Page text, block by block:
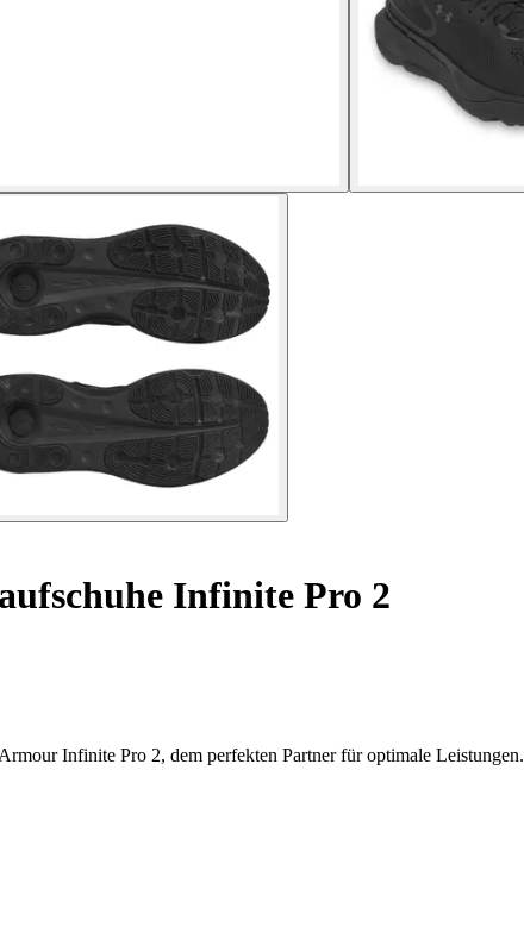
Infinite Pro 2
Infinite Pro 2, dem perfekten Partner für optimale Leistungen.